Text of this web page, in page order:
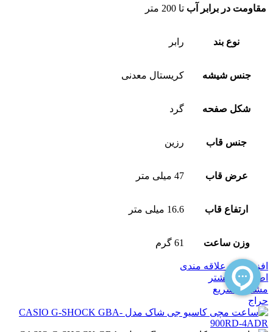
مقاومت در برابر آب تا 200 متر
نوع بند رابر
جنس شیشه کریستال معدنی
شکل صفحه گرد
جنس قاب رزین
عرض قاب 47 میلی متر
ارتفاع قاب 16.6 میلی متر
وزن ساعت 61 گرم
افزودن به علاقه مندی
اطلاعات بیشتر
مشاهده سریع
حراج